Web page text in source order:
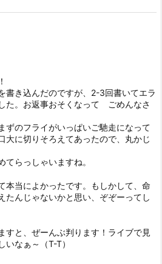
書き込んだのですが、2-3回書いてエラ
た。お返事おそくなって ごめんなさ
ずのフライがいっぱいご馳走になって
大に切りそろえてあったので、丸かじ
らっしゃいますね。
本当によかったです。もしかして、命
たんじゃないかと思い、ぞぞーってし
すと、ぜーんぶ判ります！ライブで見
いなぁ～（T-T）